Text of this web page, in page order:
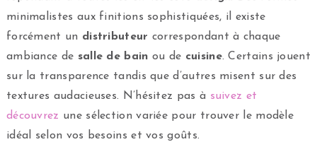
minimalistes aux finitions sophistiquées, il existe
forcément un distributeur correspondant à chaque
ambiance de salle de bain ou de cuisine. Certains jouent
sur la transparence tandis que d’autres misent sur des
textures audacieuses. N’hésitez pas à suivez et
découvrez une sélection variée pour trouver le modèle
idéal selon vos besoins et vos goûts.